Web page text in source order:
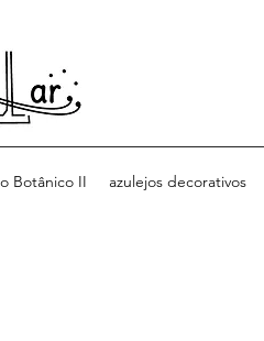
Botânico II azulejos decorativos